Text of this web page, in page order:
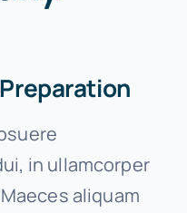
in ullamcorper
aliquam